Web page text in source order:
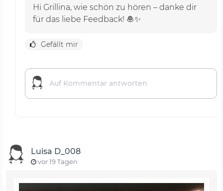
Hi Grillina, wie schön zu hören – danke dir
für das liebe Feedback! 🧆✨
Gefällt mir
Luisa D_008
vor 19 Tagen